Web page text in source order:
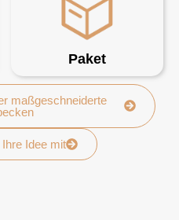
Paket
maßgeschneiderte
Idee mit